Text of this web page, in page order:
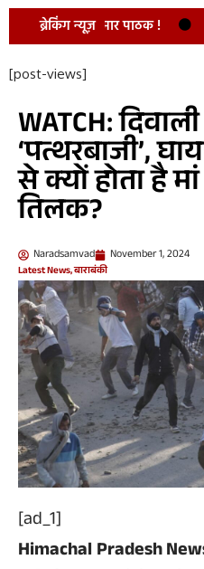
ब्रेकिंग न्यूज़
: नवीन कुमार पाठक ! 88
[post-views]
WATCH:
‘पत्थरबाजी’,
से क्यों होता है
तिलक?
Naradsamvad November 1, 2024
Latest News,बाराबंकी
[ad_1]
Himachal Pradesh